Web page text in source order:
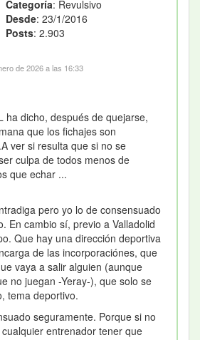
Categoría: Revulsivo
Desde: 23/1/2016
Posts: 2.903
de 2026 a las 16:33
ha dicho, después de quejarse,
que los fichajes son
ver si resulta que si no se
culpa de todos menos de
que echar ...
pero yo lo de consensuado
En cambio sí, previo a Valladolid
Que hay una dirección deportiva
de las incorporaciónes, que
vaya a salir alguien (aunque
no juegan -Yeray-), que solo se
tema deportivo.
seguramente. Porque si no
entrenador tener que